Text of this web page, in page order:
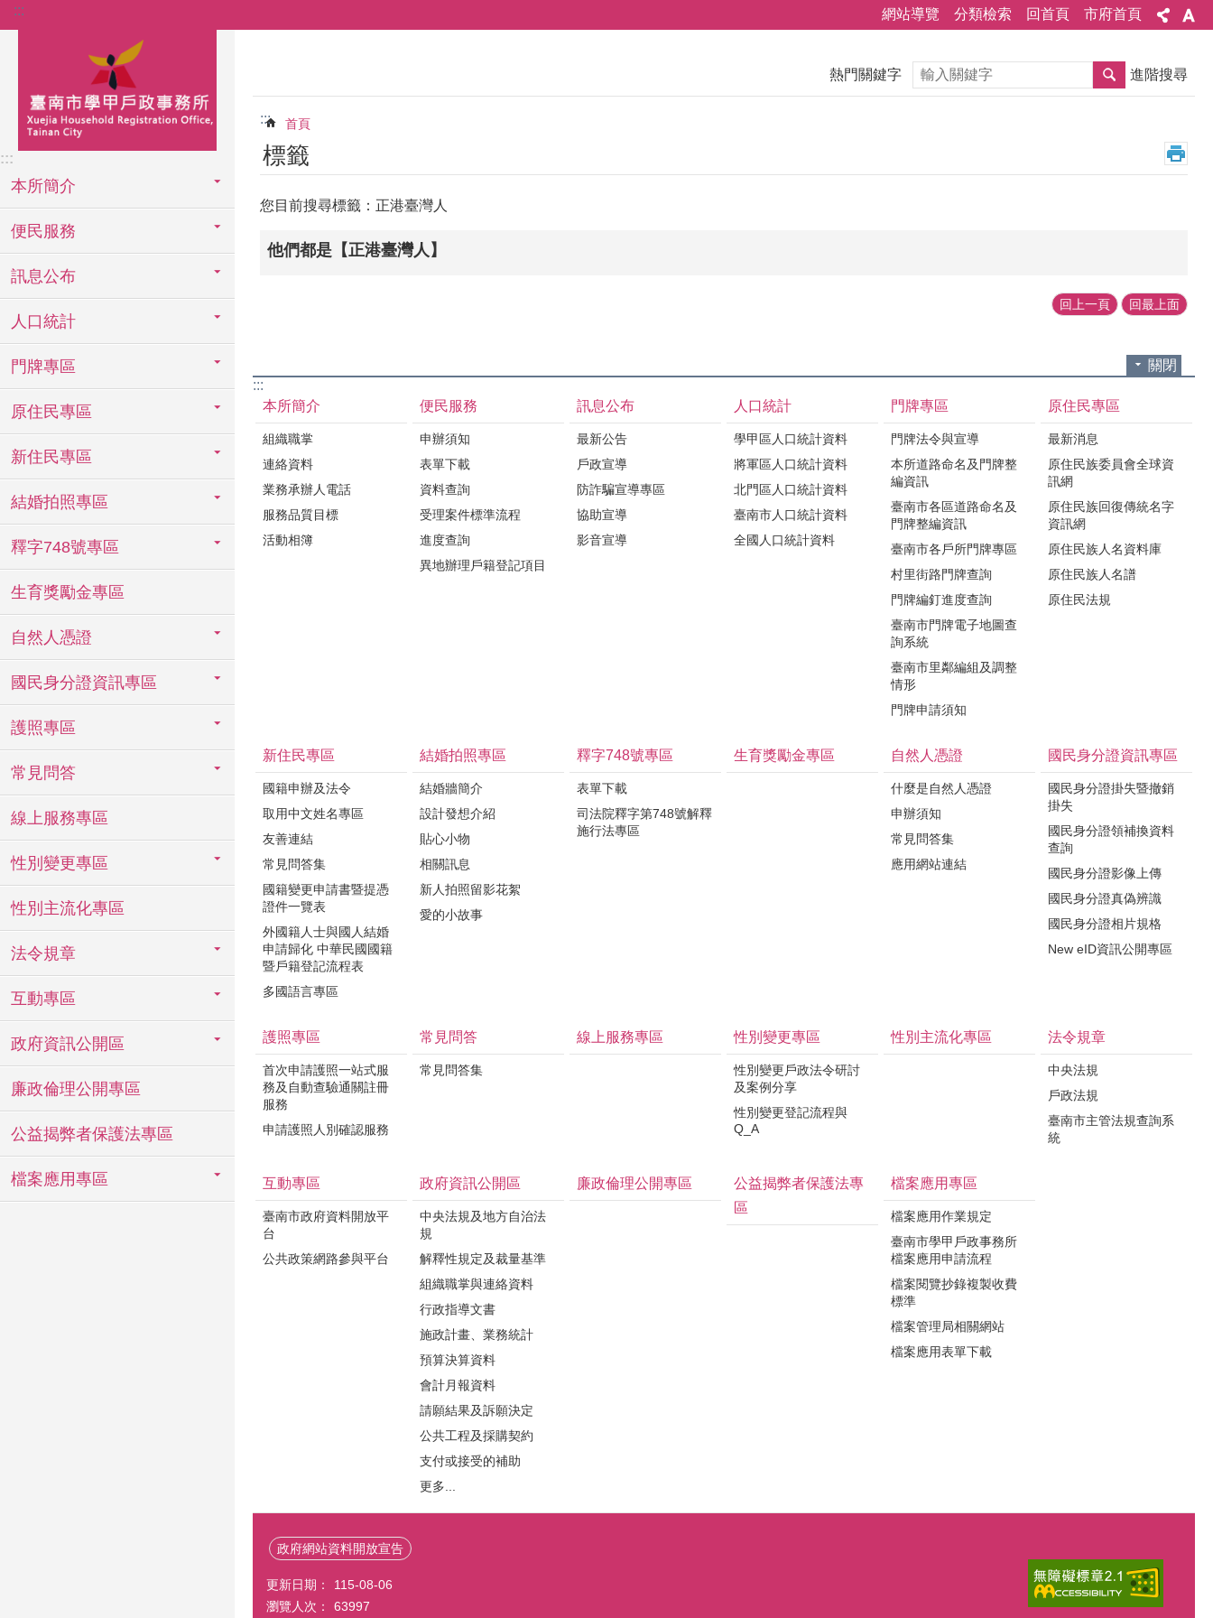
跳到主要內容區塊
::: 網站導覽 分類檢索 回首頁 市府首頁
:::
本所簡介
便民服務
訊息公布
人口統計
門牌專區
原住民專區
新住民專區
結婚拍照專區
釋字748號專區
生育獎勵金專區
自然人憑證
國民身分證資訊專區
護照專區
常見問答
線上服務專區
性別變更專區
性別主流化專區
法令規章
互動專區
政府資訊公開區
廉政倫理公開專區
公益揭弊者保護法專區
檔案應用專區
熱門關鍵字 搜尋 進階搜尋
::: 首頁
標籤
您目前搜尋標籤：正港臺灣人
他們都是【正港臺灣人】
回上一頁 回最上面
關閉
:::
本所簡介
組織職掌
連絡資料
業務承辦人電話
服務品質目標
活動相簿
便民服務
申辦須知
表單下載
資料查詢
受理案件標準流程
進度查詢
異地辦理戶籍登記項目
訊息公布
最新公告
戶政宣導
防詐騙宣導專區
協助宣導
影音宣導
人口統計
學甲區人口統計資料
將軍區人口統計資料
北門區人口統計資料
臺南市人口統計資料
全國人口統計資料
門牌專區
門牌法令與宣導
本所道路命名及門牌整
編資訊
臺南市各區道路命名及
門牌整編資訊
臺南市各戶所門牌專區
村里街路門牌查詢
門牌編釘進度查詢
臺南市門牌電子地圖查
詢系統
臺南市里鄰編組及調整
情形
門牌申請須知
原住民專區
最新消息
原住民族委員會全球資
訊網
原住民族回復傳統名字
資訊網
原住民族人名資料庫
原住民族人名譜
原住民法規
新住民專區
國籍申辦及法令
取用中文姓名專區
友善連結
常見問答集
國籍變更申請書暨提憑
證件一覽表
外國籍人士與國人結婚
申請歸化 中華民國國籍
暨戶籍登記流程表
多國語言專區
結婚拍照專區
結婚牆簡介
設計發想介紹
貼心小物
相關訊息
新人拍照留影花絮
愛的小故事
釋字748號專區
表單下載
司法院釋字第748號解釋
施行法專區
生育獎勵金專區 自然人憑證
什麼是自然人憑證
申辦須知
常見問答集
應用網站連結
國民身分證資訊專區
國民身分證掛失暨撤銷
掛失
國民身分證領補換資料
查詢
國民身分證影像上傳
國民身分證真偽辨識
國民身分證相片規格
New eID資訊公開專區
護照專區
首次申請護照一站式服
務及自動查驗通關註冊
服務
申請護照人別確認服務
常見問答
常見問答集
線上服務專區 性別變更專區
性別變更戶政法令研討
及案例分享
性別變更登記流程與
Q_A
性別主流化專區 法令規章
中央法規
戶政法規
臺南市主管法規查詢系
統
互動專區
臺南市政府資料開放平
台
公共政策網路參與平台
政府資訊公開區
中央法規及地方自治法
規
解釋性規定及裁量基準
組織職掌與連絡資料
行政指導文書
施政計畫、業務統計
預算決算資料
會計月報資料
請願結果及訴願決定
公共工程及採購契約
支付或接受的補助
更多...
廉政倫理公開專區
公益揭弊者保護法專
區
檔案應用專區
檔案應用作業規定
臺南市學甲戶政事務所
檔案應用申請流程
檔案閱覽抄錄複製收費
標準
檔案管理局相關網站
檔案應用表單下載
政府網站資料開放宣告
更新日期：
115-08-06
瀏覽人次：
63997